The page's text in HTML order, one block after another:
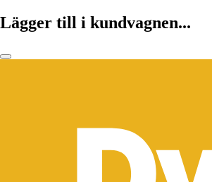
Lägger till i kundvagnen...